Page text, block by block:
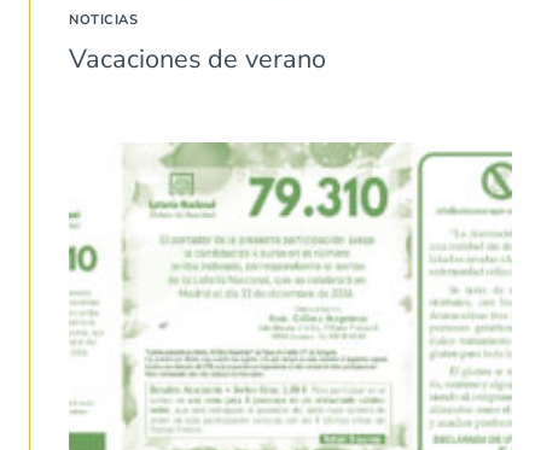
NOTICIAS
Vacaciones de verano